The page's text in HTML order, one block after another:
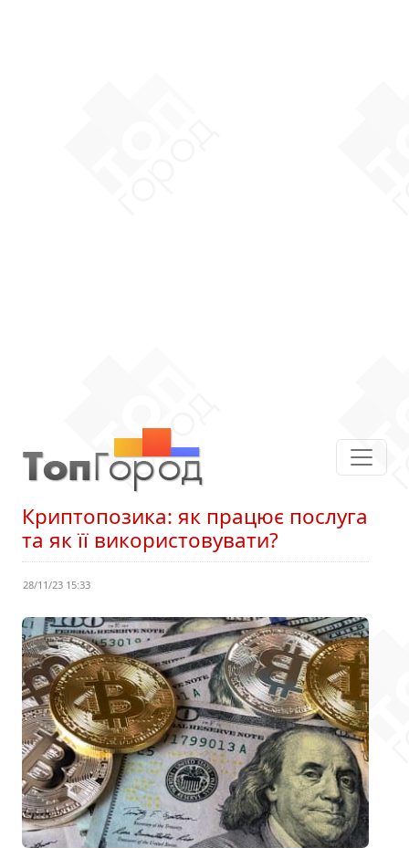
Криптопозика: як працює послуга
та як її використовувати?
28/11/23 15:33